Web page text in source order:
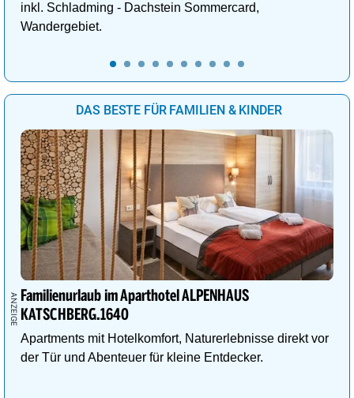
inkl. Schladming - Dachstein Sommercard,
Wandergebiet.
DAS BESTE FÜR FAMILIEN & KINDER
Familienurlaub im Aparthotel ALPENHAUS
KATSCHBERG.1640
Apartments mit Hotelkomfort, Naturerlebnisse direkt vor
der Tür und Abenteuer für kleine Entdecker.